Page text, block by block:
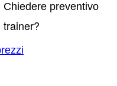
Chiedere preventivo